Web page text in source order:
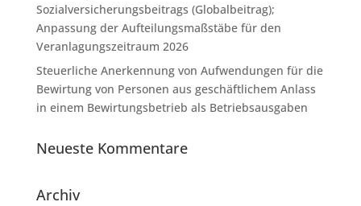
Sozialversicherungsbeitrags (Globalbeitrag);
Anpassung der Aufteilungsmaßstäbe für den
Veranlagungszeitraum 2026
Steuerliche Anerkennung von Aufwendungen für die
Bewirtung von Personen aus geschäftlichem Anlass
in einem Bewirtungsbetrieb als Betriebsausgaben
Neueste Kommentare
Archiv